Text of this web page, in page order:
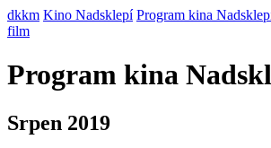
dkkm Kino Nadsklepí Program kina
film
Program kina
Srpen 2019